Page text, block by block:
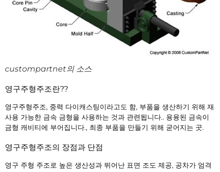
custompartnet의 소스
영구주형주조란??
영구주형주조, 중력 다이캐스팅이라고도 함, 부품을 생산하기 위해 재
사용 가능한 금속 금형을 사용하는 것과 관련됩니다.. 용융된 금속이
금형 캐비티에 부어집니다., 최종 부품을 만들기 위해 굳어지는 곳.
영구주형주조의 장점과 단점
영구 주형 주조로 높은 생산성과 뛰어난 표면 조도 제공, 공차가 엄격